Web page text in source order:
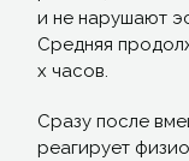
и не нарушают
Средняя
х часов.
Сразу после
реагирует